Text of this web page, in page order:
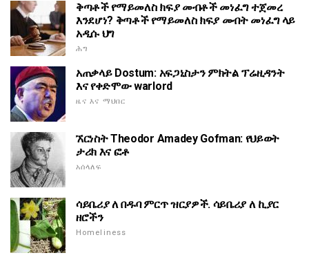
ቅጣቶች የማይመለስ ክፍያ መብቶች መነፈግ ተጀመረ
እንደሆነ? ቅጣቶች የማይመለስ ክፍያ መብት መነፈግ ላይ
አዲሱ ህግ
ሕግ
አጠቃላይ Dostum: አፍጋኒስታን ምክትል ፕሬዚዳንት
እና የቀድሞው warlord
ዜና እና ማህበር
ኧርነስት Theodor Amadey Gofman: የህይወት
ታሪክ እና ፎቶ
አሰላለፍ
ሳይቤሪያ ለ በዱባ ምርጥ ዝርያዎች. ሳይቤሪያ ለ ኪያር
ዘሮችን
Homeliness